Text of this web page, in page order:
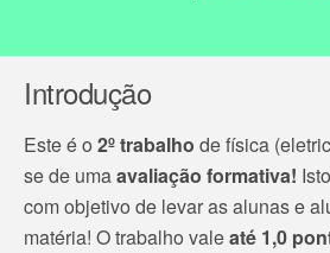
Introdução
Este é o 2º trabalho de física
se de umaavaliação formativa!
com objetivo de levar as alunas e
matéria! O trabalho valeaté 1,0